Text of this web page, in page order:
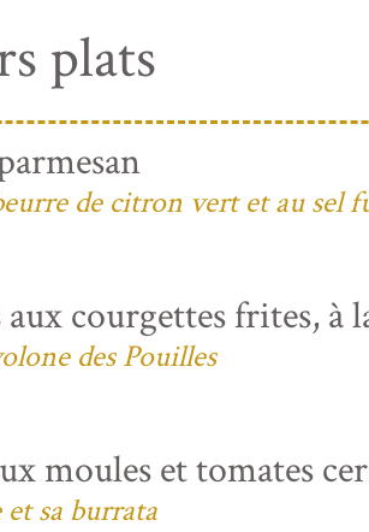
plats
de citron vert et au sel
courgettes frites, à
des Pouilles
moules et tomates
et sa burrata